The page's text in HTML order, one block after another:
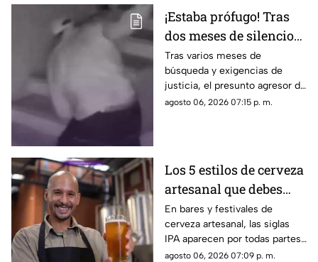
¡Estaba prófugo! Tras
dos meses de silencio
detuvieron a Jorge "N",
agresor de Paula
Tras varios meses de
búsqueda y exigencias de
justicia, el presunto agresor de
Paula Fajardo fue localizado y
agosto 06, 2026 07:15 p. m.
Los 5 estilos de cerveza
artesanal que debes
conocer
En bares y festivales de
cerveza artesanal, las siglas
IPA aparecen por todas partes.
Pero, ¿qué significa realmente
agosto 06, 2026 07:09 p. m.